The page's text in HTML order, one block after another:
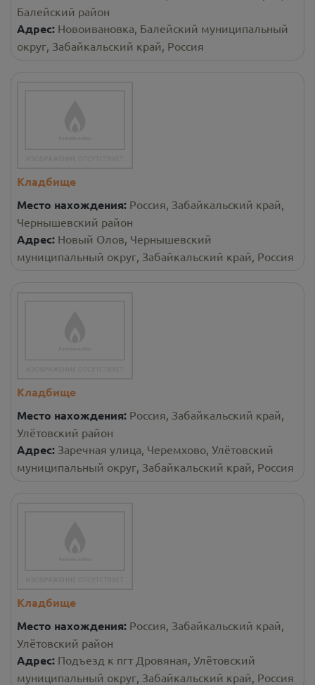
Балейский район
Адрес: Новоивановка, Балейский муниципальный
округ, Забайкальский край, Россия
Кладбище
Место нахождения: Россия, Забайкальский край,
Чернышевский район
Адрес: Новый Олов, Чернышевский
муниципальный округ, Забайкальский край, Россия
Кладбище
Место нахождения: Россия, Забайкальский край,
Улётовский район
Адрес: Заречная улица, Черемхово, Улётовский
муниципальный округ, Забайкальский край, Россия
Кладбище
Место нахождения: Россия, Забайкальский край,
Улётовский район
Адрес: Подъезд к пгт Дровяная, Улётовский
муниципальный округ, Забайкальский край, Россия